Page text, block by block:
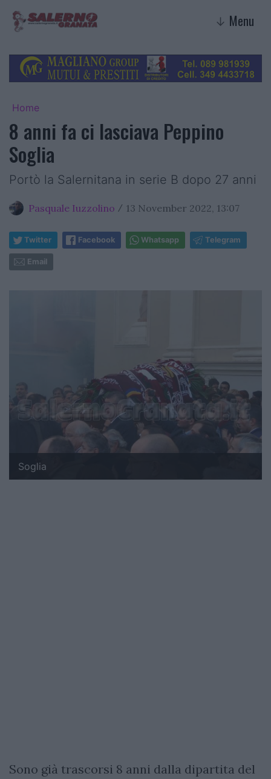
↓ Menu
Home
8 anni fa ci lasciava Peppino
Soglia
Portò la Salernitana in serie B dopo 27 anni
Pasquale Iuzzolino / 13 November 2022, 13:07
Twitter Facebook Whatsapp Telegram
Email
Soglia
Sono già trascorsi 8 anni dalla dipartita del